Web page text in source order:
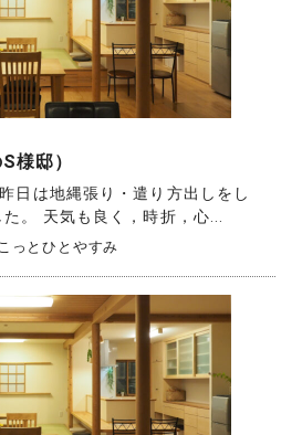
様邸）
日は地縄張り・遣り方出しをし
。 天気も良く，時折，心...
っとひとやすみ